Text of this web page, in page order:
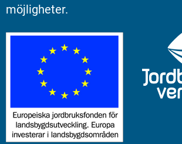
möjligheter.